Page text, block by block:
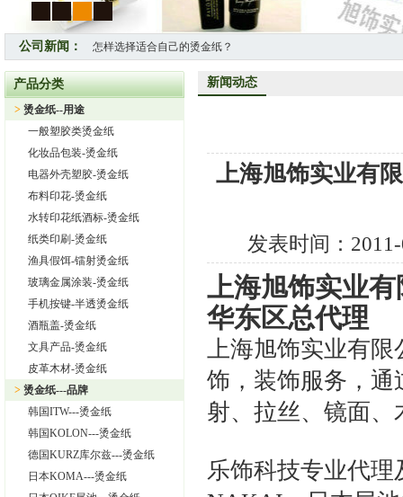
4
公司新闻：
热烈祝贺上海旭饰实业有限公司成为韩国ITW烫金纸华东区代理商
上海旭饰实业有限公司—日本东洋烫金纸TORAY烫金纸华东区总
热烈祝贺上海旭饰实业有限公司成为德国库尔兹烫金纸一级代理
热烈祝贺旭饰实业成为日本OIKE烫金纸尾池烫金纸华东区总代理
上海旭饰实业有限公司——进口烫金纸专业供应商
怎样选择进口烫金纸
上海旭饰实业有限公司 专业供应汽车中网烫金纸，汽车格栅烫金
怎样选择适合自己的烫金纸？
产品分类
> 烫金纸--用途
一般塑胶类烫金纸
化妆品包装-烫金纸
电器外壳塑胶-烫金纸
布料印花-烫金纸
水转印花纸酒标-烫金纸
纸类印刷-烫金纸
渔具假饵-镭射烫金纸
玻璃金属涂装-烫金纸
手机按键-半透烫金纸
酒瓶盖-烫金纸
文具产品-烫金纸
皮革木材-烫金纸
> 烫金纸---品牌
韩国ITW---烫金纸
韩国KOLON---烫金纸
德国KURZ库尔兹---烫金纸
日本KOMA---烫金纸
新闻动态
上海旭饰实业有
发表时间：
上海旭饰实业
华东区总代理
上海旭饰实业有限
饰，装饰服务，通
射、拉丝、镜面
乐饰科技专业代